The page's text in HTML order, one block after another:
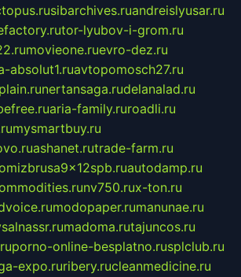
sibarchives.ruandreislyusar.ru
tor-lyubov-i-grom.ru
movieone.ruevro-dez.ru
absolut1.ruavtopomosch27.ru
nertansaga.rudelanalad.ru
aria-family.ruroadli.ru
mysmartbuy.ru
ashanet.rutrade-farm.ru
autodamp.ru
nv750.rux-ton.ru
modopaper.rumanunae.ru
madoma.rutajuncos.ru
porno-online-besplatno.rusplclub.ru
expo.ruribery.rucleanmedicine.ru